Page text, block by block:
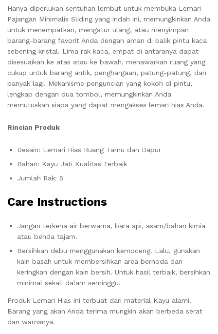
Hanya diperlukan sentuhan lembut untuk membuka Lemari
Pajangan Minimalis Sliding yang indah ini, memungkinkan Anda
untuk menempatkan, mengatur ulang, atau menyimpan
barang-barang favorit Anda dengan aman di balik pintu kaca
sebening kristal. Lima rak kaca, empat di antaranya dapat
disesuaikan ke atas atau ke bawah, menawarkan ruang yang
cukup untuk barang antik, penghargaan, patung-patung, dan
banyak lagi. Mekanisme penguncian yang kokoh di pintu,
lengkap dengan dua tombol, memungkinkan Anda
memutuskan siapa yang dapat mengakses lemari hias Anda.
Rincian Produk
Desain: Lemari Hias Ruang Tamu dan Dapur
Bahan: Kayu Jati Kualitas Terbaik
Jumlah Rak: 5
Care Instructions
Jangan terkena air berwarna, bara api, asam/bahan kimia
atau benda tajam.
Bersihkan debu menggunakan kemoceng. Lalu, gunakan
kain basah untuk membersihkan area bernoda dan
keringkan dengan kain bersih. Untuk hasil terbaik, bersihkan
minimal sekali dalam seminggu.
Produk Lemari Hias ini terbuat dari material Kayu alami.
Barang yang akan Anda terima mungkin akan berbeda serat
dan warnanya.